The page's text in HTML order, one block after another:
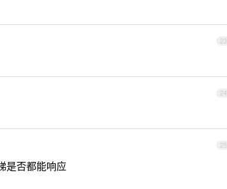
23
24
25
是否都能响应